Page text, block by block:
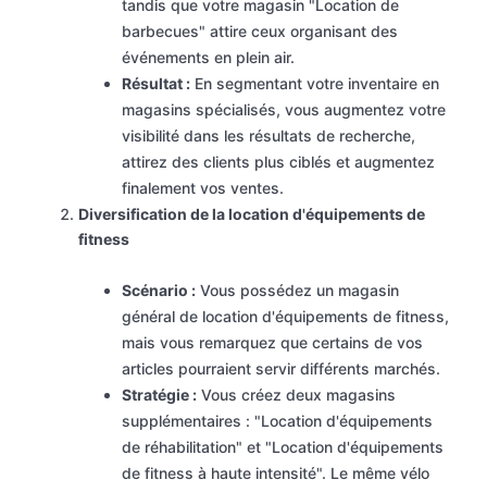
tandis que votre magasin "Location de
barbecues" attire ceux organisant des
événements en plein air.
Résultat : En segmentant votre inventaire en
magasins spécialisés, vous augmentez votre
visibilité dans les résultats de recherche,
attirez des clients plus ciblés et augmentez
finalement vos ventes.
Diversification de la location d'équipements de
fitness
Scénario : Vous possédez un magasin
général de location d'équipements de fitness,
mais vous remarquez que certains de vos
articles pourraient servir différents marchés.
Stratégie : Vous créez deux magasins
supplémentaires : "Location d'équipements
de réhabilitation" et "Location d'équipements
de fitness à haute intensité". Le même vélo